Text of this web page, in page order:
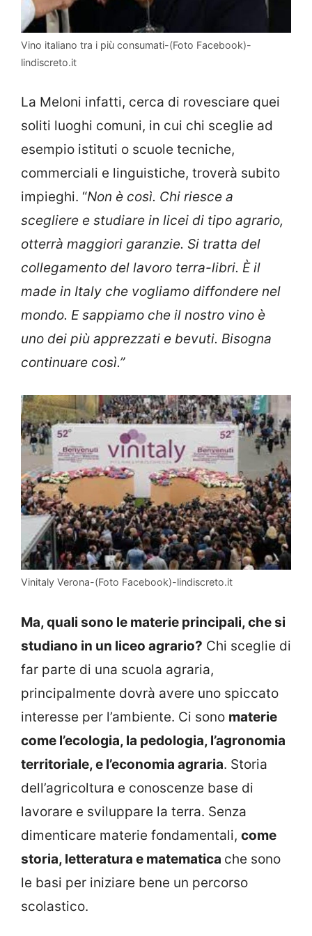
Vino italiano tra i più consumati-(Foto Facebook)-
lindiscreto.it
La Meloni infatti, cerca di rovesciare quei
soliti luoghi comuni, in cui chi sceglie ad
esempio istituti o scuole tecniche,
commerciali e linguistiche, troverà subito
impieghi. “Non è così. Chi riesce a
scegliere e studiare in licei di tipo agrario,
otterrà maggiori garanzie. Si tratta del
collegamento del lavoro terra-libri. È il
made in Italy che vogliamo diffondere nel
mondo. E sappiamo che il nostro vino è
uno dei più apprezzati e bevuti. Bisogna
continuare così.”
Vinitaly Verona-(Foto Facebook)-lindiscreto.it
Ma, quali sono le materie principali, che si
studiano in un liceo agrario? Chi sceglie di
far parte di una scuola agraria,
principalmente dovrà avere uno spiccato
interesse per l’ambiente. Ci sono materie
come l’ecologia, la pedologia, l’agronomia
territoriale, e l’economia agraria. Storia
dell’agricoltura e conoscenze base di
lavorare e sviluppare la terra. Senza
dimenticare materie fondamentali, come
storia, letteratura e matematica che sono
le basi per iniziare bene un percorso
scolastico.